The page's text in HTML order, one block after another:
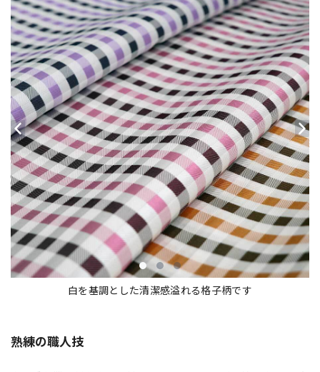
白を基調とした清潔感溢れる格子柄です
熟練の職人技